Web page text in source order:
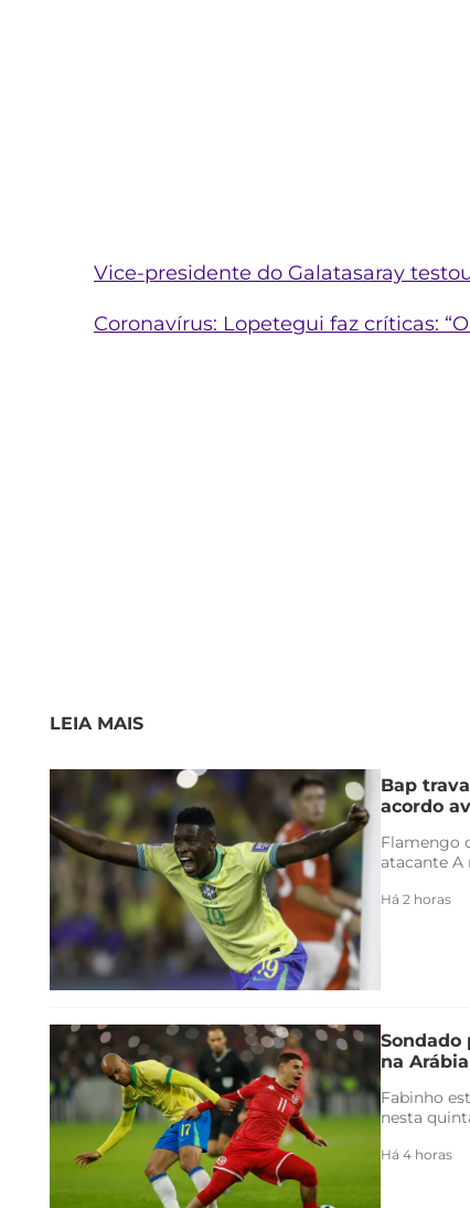
Vice-presidente do Galatasaray
Coronavírus: Lopetegui faz críticas:
LEIA MAIS
Bap
acordo
Flamengo
atacante A
Há 2 horas
Sondado
na
Fabinho
nesta
Há 4 horas